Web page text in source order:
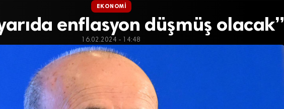
EKONOMI
enflasyon düşmüş olacak”
16.02.2024 - 14:48